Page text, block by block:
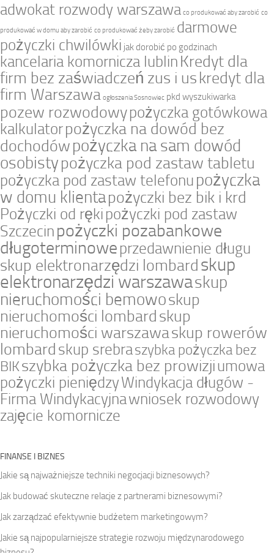
adwokat rozwody warszawa co produkować aby zarobić co
produkować w domu aby zarobić co produkować żeby zarobić darmowe
pożyczki chwilówki jak dorobić po godzinach
kancelaria komornicza lublin Kredyt dla
firm bez zaświadczeń zus i uskredyt dla
firm Warszawa ogłoszenia Sosnowiec pkd wyszukiwarka
pozew rozwodowypożyczka gotówkowa
kalkulatorpożyczka na dowód bez
dochodówpożyczka na sam dowód
osobistypożyczka pod zastaw tabletu
pożyczka pod zastaw telefonu pożyczka
w domu klientapożyczki bez bik i krd
Pożyczki od ręki pożyczki pod zastaw
Szczecin pożyczki pozabankowe
długoterminowe przedawnienie długu
skup elektronarzędzi lombardskup
elektronarzędzi warszawaskup
nieruchomości bemowoskup
nieruchomości lombardskup
nieruchomości warszawaskup rowerów
lombard skup srebraszybka pożyczka bez
BIKszybka pożyczka bez prowizjiumowa
pożyczki pieniędzyWindykacja długów -
Firma Windykacyjnawniosek rozwodowy
zajęcie komornicze
FINANSE I BIZNES
Jakie są najważniejsze techniki negocjacji biznesowych?
Jak budować skuteczne relacje z partnerami biznesowymi?
Jak zarządzać efektywnie budżetem marketingowym?
Jakie są najpopularniejsze strategie rozwoju międzynarodowego